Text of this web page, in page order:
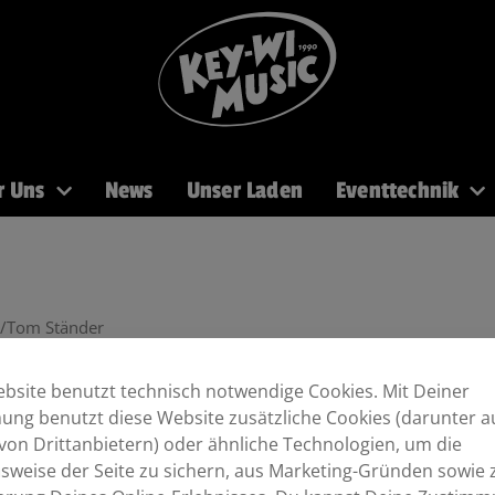
Uns News Unser Laden Eventtechnik
Tom Ständer
benutzt technisch notwendige Cookies. Mit Deiner
benutzt diese Website zusätzliche Cookies (darunter
Drittanbietern) oder ähnliche Technologien, um die
der Seite zu sichern, aus Marketing-Gründen sowie